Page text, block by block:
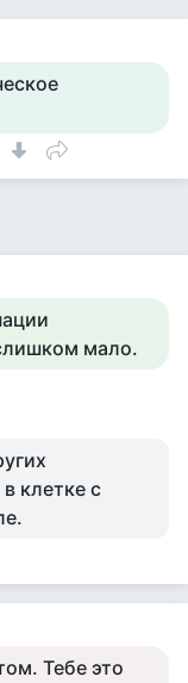
мало.
клетке с
Тебе это